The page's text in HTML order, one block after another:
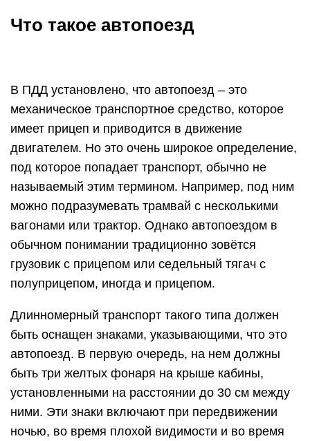
Что такое автопоезд
В ПДД установлено, что автопоезд – это
механическое транспортное средство, которое
имеет прицеп и приводится в движение
двигателем. Но это очень широкое определение,
под которое попадает транспорт, обычно не
называемый этим термином. Например, под ним
можно подразумевать трамвай с несколькими
вагонами или трактор. Однако автопоездом в
обычном понимании традиционно зовётся
грузовик с прицепом или седельный тягач с
полуприцепом, иногда и прицепом.
Длинномерный транспорт такого типа должен
быть оснащен знаками, указывающими, что это
автопоезд. В первую очередь, на нем должны
быть три желтых фонаря на крыше кабины,
установленными на расстоянии до 30 см между
ними. Эти знаки включают при передвижении
ночью, во время плохой видимости и во время